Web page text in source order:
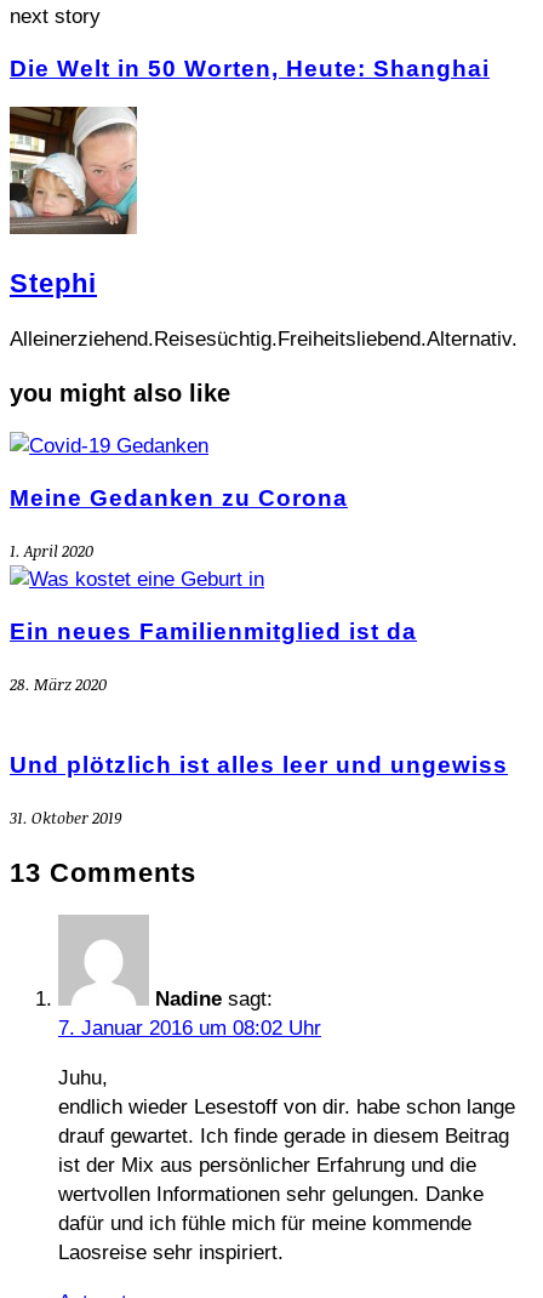
next story
Die Welt in 50 Worten, Heute: Shanghai
Stephi
Alleinerziehend.Reisesüchtig.Freiheitsliebend.Alternativ.
you might also like
Meine Gedanken zu Corona
1. April 2020
Ein neues Familienmitglied ist da
28. März 2020
Und plötzlich ist alles leer und ungewiss
31. Oktober 2019
13 Comments
Nadine sagt:
7. Januar 2016 um 08:02 Uhr
Juhu,
endlich wieder Lesestoff von dir. habe schon lange
drauf gewartet. Ich finde gerade in diesem Beitrag
ist der Mix aus persönlicher Erfahrung und die
wertvollen Informationen sehr gelungen. Danke
dafür und ich fühle mich für meine kommende
Laosreise sehr inspiriert.